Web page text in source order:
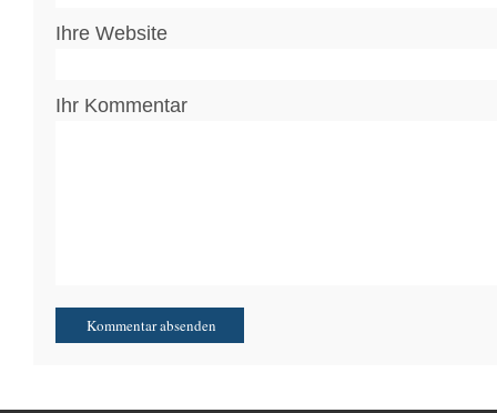
Ihre Website
Ihr Kommentar